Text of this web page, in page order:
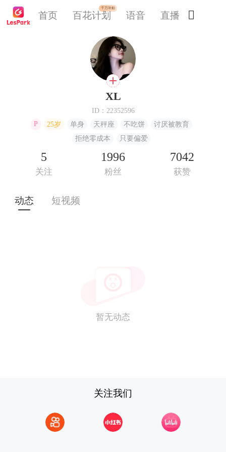
首页
千万补贴
百花计划 语音 直播 
XL
ID：22352596
P
25岁 单身 天秤座 不吃饼
讨厌被教育
拒绝零成本
只要偏爱
5
关注
1996
粉丝
7042
获赞
动态 短视频
暂无动态
关注我们